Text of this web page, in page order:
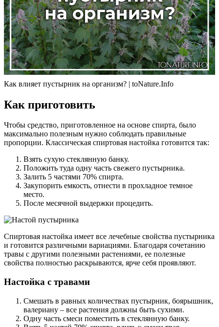
Как влияет пустырник на организм? | toNature.Info
Как приготовить
Чтобы средство, приготовленное на основе спирта, было
максимально полезным нужно соблюдать правильные
пропорции. Классическая спиртовая настойка готовится так:
Взять сухую стеклянную банку.
Положить туда одну часть свежего пустырника.
Залить 5 частями 70% спирта.
Закупорить емкость, отнести в прохладное темное
место.
После месячной выдержки процедить.
Спиртовая настойка имеет все лечебные свойства пустырника
и готовится различными вариациями. Благодаря сочетанию
травы с другими полезными растениями, ее полезные
свойства полностью раскрываются, ярче себя проявляют.
Настойка с травами
Смешать в равных количествах пустырник, боярышник,
валериану – все растения должны быть сухими.
Одну часть смеси поместить в стеклянную банку.